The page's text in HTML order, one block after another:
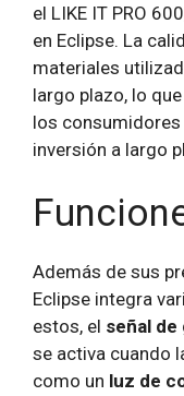
el LIKE IT PRO
en Eclipse. La
materiales
largo plazo, lo
los
inversión a largo
Además de sus
Eclipse integra
estos, el señal
se activa cuando
como un luz de